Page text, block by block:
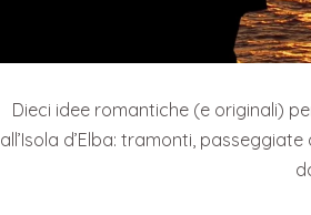
Dieci idee romantiche (e originali)
all’Isola d’Elba: tramonti,